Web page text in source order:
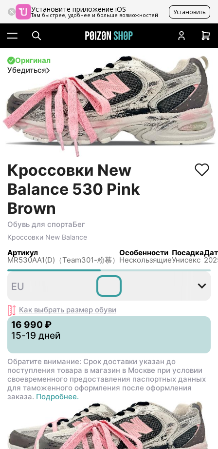
Установите приложение iOS
Там быстрее, удобнее и больше возможностей Установить
Оригинал
Убедиться
Кроссовки New
Balance 530 Pink
Brown
Обувь для спортаБег
Кроссовки New Balance
Артикул
MR530AA1(D)（Team301-粉慕）
Особенности
Нескользящиe
Посадка
Унисекс
,5
EU
Как выбрать размер обуви
16 990 ₽
15-19 дней
Обратите внимание: Срок доставки указан до
поступления товара в магазин в Москве при условии
своевременного предоставления паспортных данных
для таможенного оформления после оформления
заказа. Подробнее.